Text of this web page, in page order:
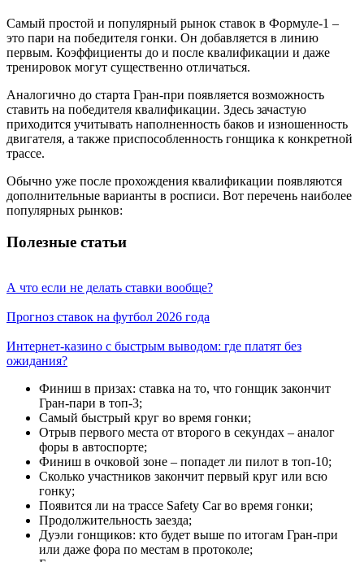
Самый простой и популярный рынок ставок в Формуле-1 –
это пари на победителя гонки. Он добавляется в линию
первым. Коэффициенты до и после квалификации и даже
тренировок могут существенно отличаться.
Аналогично до старта Гран-при появляется возможность
ставить на победителя квалификации. Здесь зачастую
приходится учитывать наполненность баков и изношенность
двигателя, а также приспособленность гонщика к конкретной
трассе.
Обычно уже после прохождения квалификации появляются
дополнительные варианты в росписи. Вот перечень наиболее
популярных рынков:
Полезные статьи
А что если не делать ставки вообще?
Прогноз ставок на футбол 2026 года
Интернет-казино с быстрым выводом: где платят без
ожидания?
Финиш в призах: ставка на то, что гонщик закончит
Гран-пари в топ-3;
Самый быстрый круг во время гонки;
Отрыв первого места от второго в секундах – аналог
форы в автоспорте;
Финиш в очковой зоне – попадет ли пилот в топ-10;
Сколько участников закончит первый круг или всю
гонку;
Появится ли на трассе Safety Car во время гонки;
Продолжительность заезда;
Дуэли гонщиков: кто будет выше по итогам Гран-при
или даже фора по местам в протоколе;